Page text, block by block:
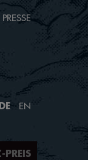
DE EN
PRESSE